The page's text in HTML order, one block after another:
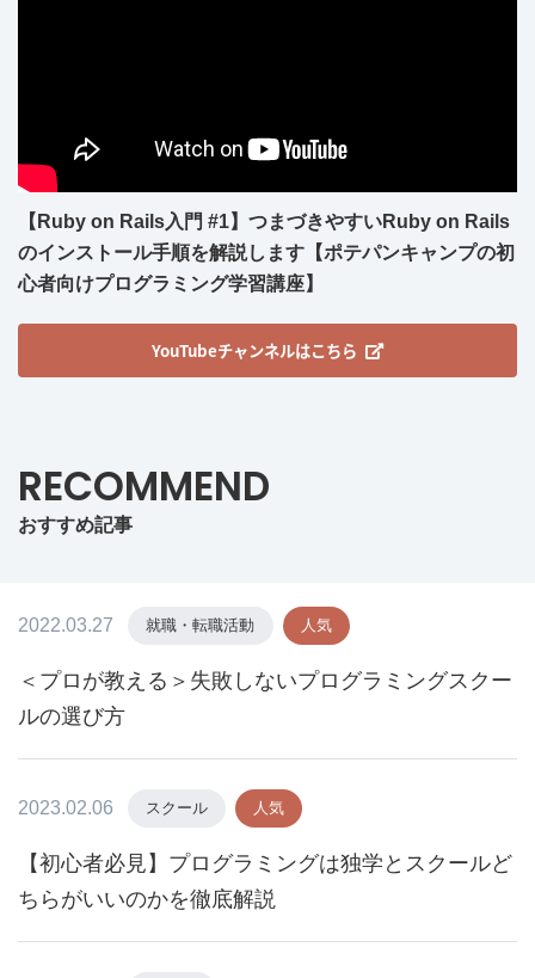
【Ruby on Rails入門 #1】つまづきやすいRuby on Rails
のインストール手順を解説します【ポテパンキャンプの初
心者向けプログラミング学習講座】
YouTubeチャンネルはこちら
RECOMMEND
おすすめ記事
2022.03.27 就職・転職活動 人気
＜プロが教える＞失敗しないプログラミングスクー
ルの選び方
2023.02.06 スクール 人気
【初心者必見】プログラミングは独学とスクールど
ちらがいいのかを徹底解説